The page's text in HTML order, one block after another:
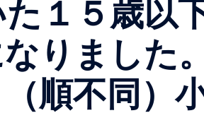
１５歳以
なりました
順不同